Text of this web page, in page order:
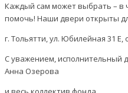
Каждый сам может выбрать – в
помочь! Наши двери открыты
г. Тольятти, ул. Юбилейная 31 Е,
С уважением, исполнительный
Анна Озерова